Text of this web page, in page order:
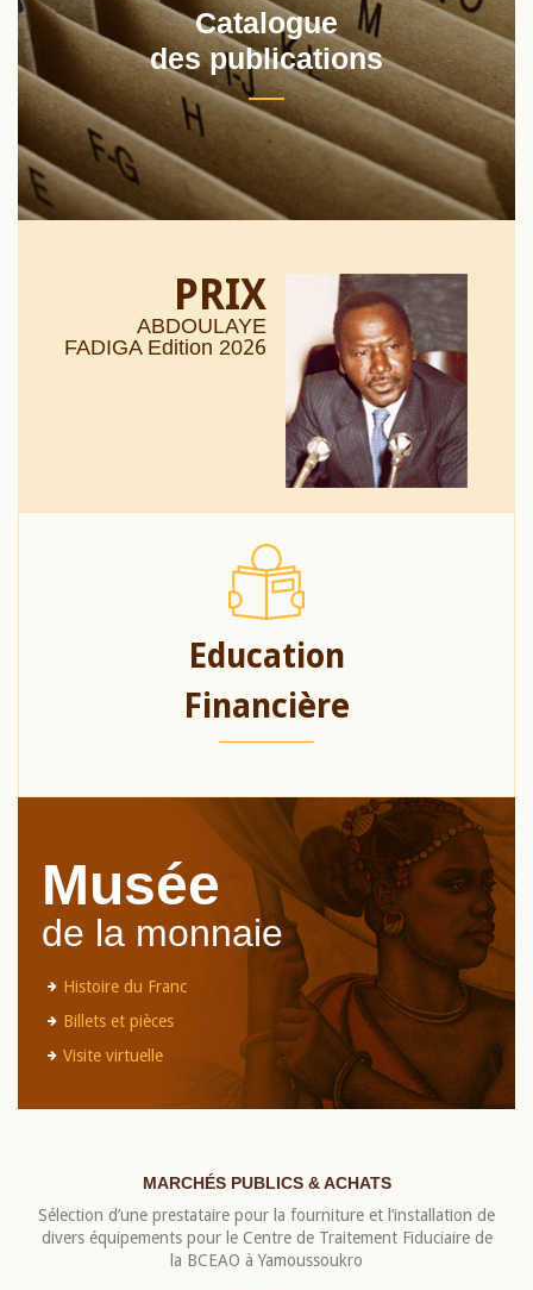
Catalogue
des publications
PRIX
ABDOULAYE
FADIGA Edition 2026
Education
Financière
Musée
de la monnaie
Histoire du Franc
Billets et pièces
Visite virtuelle
MARCHÉS PUBLICS & ACHATS
Sélection d’une prestataire pour la fourniture et l’installation de
divers équipements pour le Centre de Traitement Fiduciaire de
la BCEAO à Yamoussoukro